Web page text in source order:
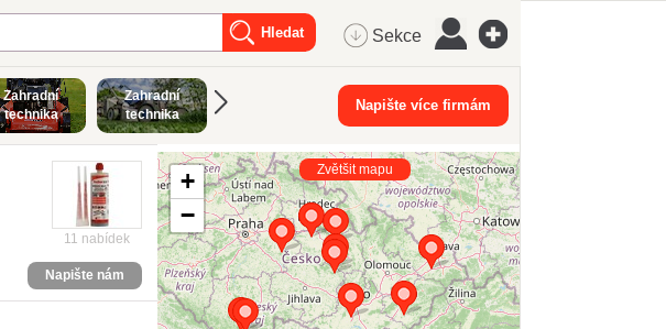
Sekce
Zahradní
technika
Zahradní
technika
Nářadí a nástroje
Svařovací
technika
Domácí
spotřebiče
Napište více firmám
11 nabídek
Napište nám
+
−
Zvětšit mapu